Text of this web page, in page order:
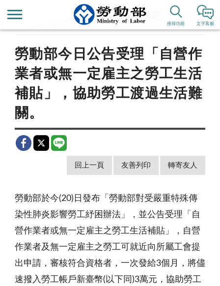
文字客服
搜尋功能
新聞公告 歷史新聞
勞動部今日公告受理「自營作
業者或無一定雇主之勞工生活
補貼」，協助勞工渡過生活難
關。
回上一頁 友善列印 轉寄友人
勞動部於今(20) 日發布「勞動部對受嚴重特殊傳
染性肺炎影響勞工紓困辦法」，並公告受理「自
營作業者或無一定雇主之勞工生活補貼」，自營
作業者及無一定雇主之勞工可就近向所屬工會提
出申請，審核符合資格者，一次發給3個月，將儘
速撥入勞工帳戶新臺幣(以下同 )3萬元，協助勞工